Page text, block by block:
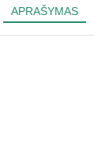
APRAŠYMAS